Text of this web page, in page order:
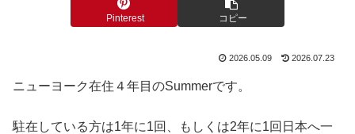
Pinterest コピー
2026.05.09 2026.07.23
ニューヨーク在住４年目のSummerです。
駐在している方は1年に1回、もしくは2年に1回日本へ一